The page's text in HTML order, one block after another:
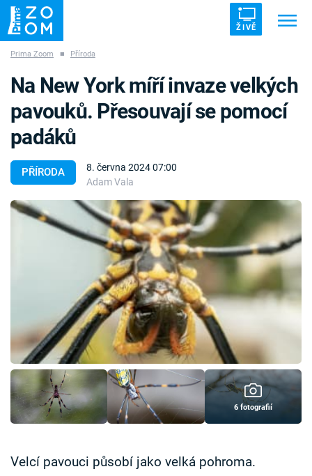
ŽIVĚ
ZÁHADY VETŘELCI DÁVNOVĚKU
Témata
Témata
TV Program
Časopis
Sledujte prima+
Přihlášení
Sledujte nás
Prima Zoom ■ Příroda
PŘÍRODA
8. června 2024 07:00
Adam Vala
Na New York míří invaze velkých
pavouků. Přesouvají se pomocí
padáků
6 fotografií
Velcí pavouci působí jako velká pohroma.